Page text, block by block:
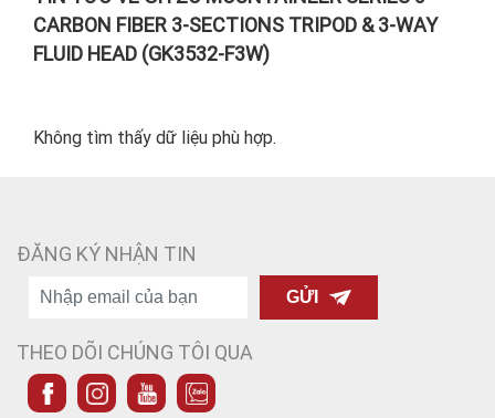
CARBON FIBER 3-SECTIONS TRIPOD & 3-WAY
FLUID HEAD (GK3532-F3W)
Không tìm thấy dữ liệu phù hợp.
ĐĂNG KÝ NHẬN TIN
GỬI
THEO DÕI CHÚNG TÔI QUA